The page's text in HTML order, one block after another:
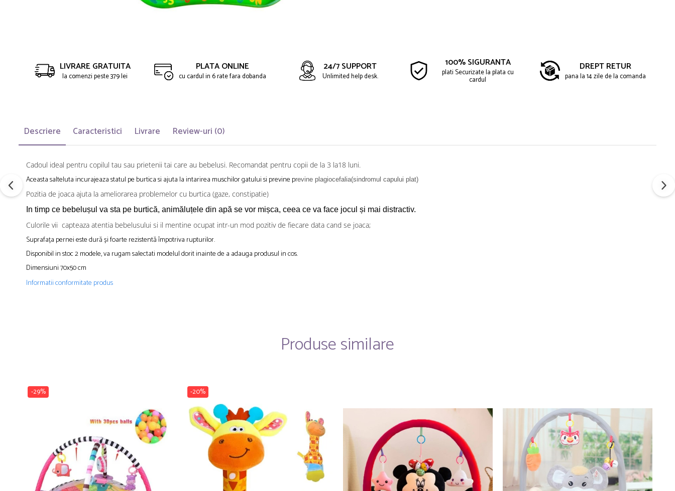
LIVRARE GRATUITA
la comenzi peste 379 lei
PLATA ONLINE
cu cardul in 6 rate fara dobanda
24/7 SUPPORT
Unlimited help desk.
100% SIGURANTA
plati Securizate la plata cu
cardul
DREPT RETUR
pana la 14 zile de la comanda
Descriere Caracteristici Livrare Review-uri (0)
Cadoul ideal pentru copilul tau sau prietenii tai care au bebelusi. Recomandat pentru copii de la 3 la18 luni.
Aceasta salteluta incurajeaza statul pe burtica si ajuta la intarirea muschilor gatului si previne previne plagiocefalia(sindromul capului plat)
Pozitia de joaca ajuta la ameliorarea problemelor cu burtica (gaze, constipatie)
In timp ce bebelușul va sta pe burtică, animăluțele din apă se vor mișca, ceea ce va face jocul și mai distractiv.
Culorile vii capteaza atentia bebelusului si il mentine ocupat intr-un mod pozitiv de fiecare data cand se joaca;
Suprafața pernei este dură și foarte rezistentă împotriva rupturilor.
Disponibil in stoc 2 modele, va rugam salectati modelul dorit inainte de a adauga produsul in cos.
Dimensiuni 70x50 cm
Informatii conformitate produs
Produse similare
-29% -20%